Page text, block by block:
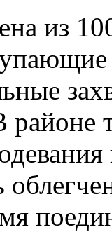
из
районе